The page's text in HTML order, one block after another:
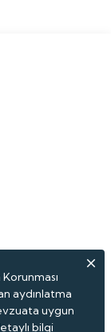
aydınlatma
uygun
bilgi